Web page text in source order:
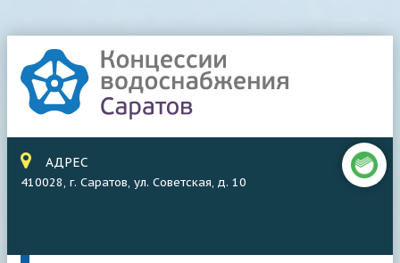
АДРЕС
410028, г. Саратов, ул. Советская, д. 10